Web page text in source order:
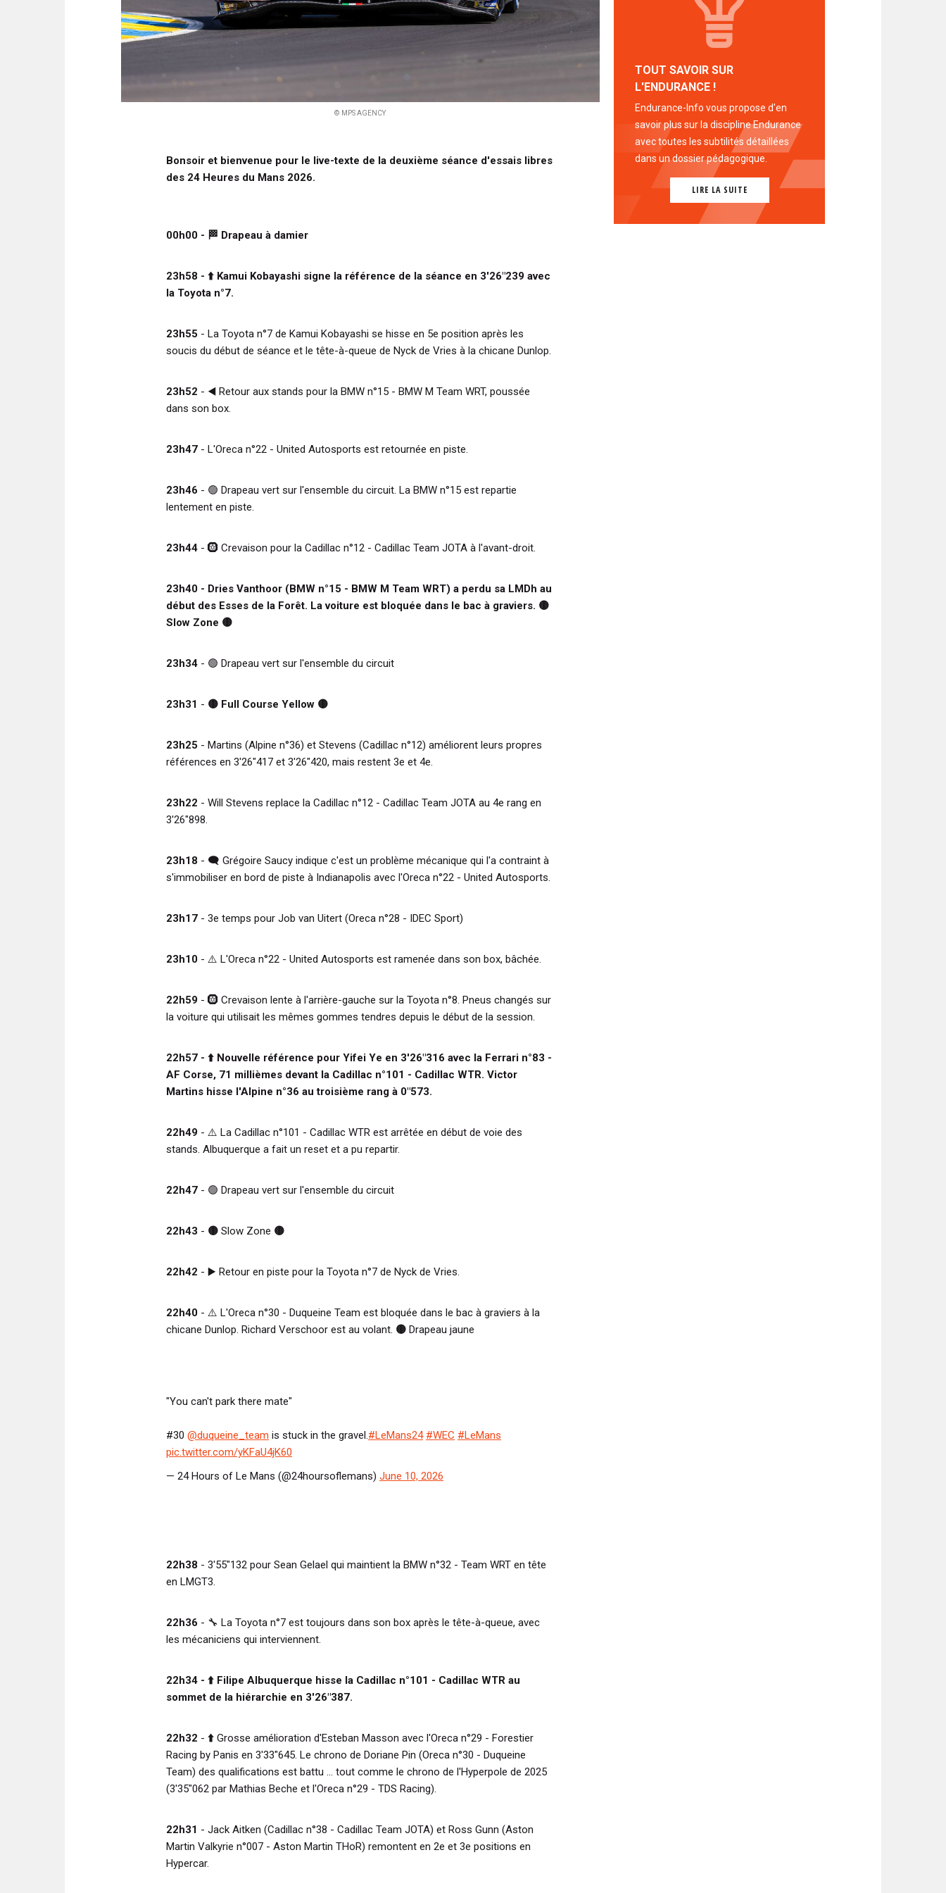
© MPS AGENCY
Bonsoir et bienvenue pour le live-texte de la deuxième séance d'essais libres
des 24 Heures du Mans 2026.
00h00 - 🏁 Drapeau à damier
23h58 - ⬆️ Kamui Kobayashi signe la référence de la séance en 3'26"239 avec
la Toyota n°7.
23h55 - La Toyota n°7 de Kamui Kobayashi se hisse en 5e position après les
soucis du début de séance et le tête-à-queue de Nyck de Vries à la chicane Dunlop.
23h52 - ◀️ Retour aux stands pour la BMW n°15 - BMW M Team WRT, poussée
dans son box.
23h47 - L'Oreca n°22 - United Autosports est retournée en piste.
23h46 - 🟢 Drapeau vert sur l'ensemble du circuit. La BMW n°15 est repartie
lentement en piste.
23h44 - 🛞 Crevaison pour la Cadillac n°12 - Cadillac Team JOTA à l'avant-droit.
23h40 - Dries Vanthoor (BMW n°15 - BMW M Team WRT) a perdu sa LMDh au
début des Esses de la Forêt. La voiture est bloquée dans le bac à graviers. 🟡
Slow Zone 🟡
23h34 - 🟢 Drapeau vert sur l'ensemble du circuit
23h31 - 🟡 Full Course Yellow 🟡
23h25 - Martins (Alpine n°36) et Stevens (Cadillac n°12) améliorent leurs propres
références en 3'26"417 et 3'26"420, mais restent 3e et 4e.
23h22 - Will Stevens replace la Cadillac n°12 - Cadillac Team JOTA au 4e rang en
3'26"898.
23h18 - 🗨️ Grégoire Saucy indique c'est un problème mécanique qui l'a contraint à
s'immobiliser en bord de piste à Indianapolis avec l'Oreca n°22 - United Autosports.
23h17 - 3e temps pour Job van Uitert (Oreca n°28 - IDEC Sport)
23h10 - ⚠️ L'Oreca n°22 - United Autosports est ramenée dans son box, bâchée.
22h59 - 🛞 Crevaison lente à l'arrière-gauche sur la Toyota n°8. Pneus changés sur
la voiture qui utilisait les mêmes gommes tendres depuis le début de la session.
22h57 - ⬆️ Nouvelle référence pour Yifei Ye en 3'26"316 avec la Ferrari n°83 -
AF Corse, 71 millièmes devant la Cadillac n°101 - Cadillac WTR. Victor
Martins hisse l'Alpine n°36 au troisième rang à 0"573.
22h49 - ⚠️ La Cadillac n°101 - Cadillac WTR est arrêtée en début de voie des
stands. Albuquerque a fait un reset et a pu repartir.
22h47 - 🟢 Drapeau vert sur l'ensemble du circuit
22h43 - 🟡 Slow Zone 🟡
22h42 - ▶️ Retour en piste pour la Toyota n°7 de Nyck de Vries.
22h40 - ⚠️ L'Oreca n°30 - Duqueine Team est bloquée dans le bac à graviers à la
chicane Dunlop. Richard Verschoor est au volant. 🟡 Drapeau jaune
"You can't park there mate"
#30 @duqueine_team is stuck in the gravel.#LeMans24 #WEC #LeMans
pic.twitter.com/yKFaU4jK60
— 24 Hours of Le Mans (@24hoursoflemans) June 10, 2026
22h38 - 3'55"132 pour Sean Gelael qui maintient la BMW n°32 - Team WRT en tête
en LMGT3.
22h36 - 🔧 La Toyota n°7 est toujours dans son box après le tête-à-queue, avec
les mécaniciens qui interviennent.
22h34 - ⬆️ Filipe Albuquerque hisse la Cadillac n°101 - Cadillac WTR au
sommet de la hiérarchie en 3'26"387.
22h32 - ⬆️ Grosse amélioration d'Esteban Masson avec l'Oreca n°29 - Forestier
Racing by Panis en 3'33"645. Le chrono de Doriane Pin (Oreca n°30 - Duqueine
Team) des qualifications est battu ... tout comme le chrono de l'Hyperpole de 2025
(3'35"062 par Mathias Beche et l'Oreca n°29 - TDS Racing).
22h31 - Jack Aitken (Cadillac n°38 - Cadillac Team JOTA) et Ross Gunn (Aston
Martin Valkyrie n°007 - Aston Martin THoR) remontent en 2e et 3e positions en
Hypercar.
TOUT SAVOIR SUR
L'ENDURANCE !
Endurance-Info vous propose d'en
savoir plus sur la discipline Endurance
avec toutes les subtilités détaillées
dans un dossier pédagogique.
LIRE LA SUITE